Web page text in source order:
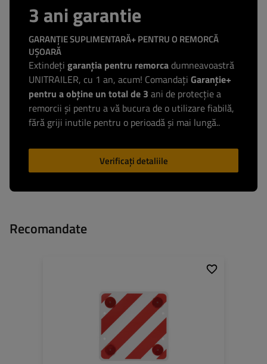
3 ani garantie
GARANȚIE SUPLIMENTARĂ+ PENTRU O REMORCĂ
UȘOARĂ
Extindeți garanția pentru remorcadumneavoastră
UNITRAILER, cu 1 an, acum! Comandați Garanție+
pentru a obține un total de 3 ani de protecție a
remorcii și pentru a vă bucura de o utilizare fiabilă,
fără griji inutile pentru o perioadă și mai lungă..
Verificați detaliile
Recomandate